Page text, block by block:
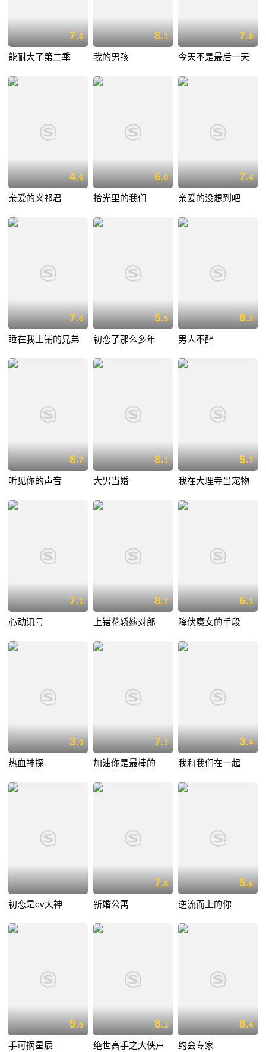
7.6
能耐大了第二季
8.1
我的男孩
7.0
今天不是最后一天
4.6
亲爱的义祁君
6.0
拾光里的我们
7.4
亲爱的没想到吧
7.6
睡在我上铺的兄弟
5.5
初恋了那么多年
8.3
男人不醉
8.7
听见你的声音
8.1
大男当婚
5.7
我在大理寺当宠物
7.1
心动讯号
8.7
上错花轿嫁对郎
6.1
降伏魔女的手段
3.0
热血神探
7.1
加油你是最棒的
3.4
我和我们在一起
初恋是cv大神
7.8
新婚公寓
5.6
逆流而上的你
5.5
手可摘星辰
8.1
绝世高手之大侠卢
8.4
约会专家